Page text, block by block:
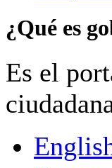
¿Qué es
Es el